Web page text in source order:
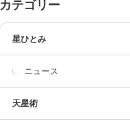
カテゴリー
星ひとみ
ニュース
天星術